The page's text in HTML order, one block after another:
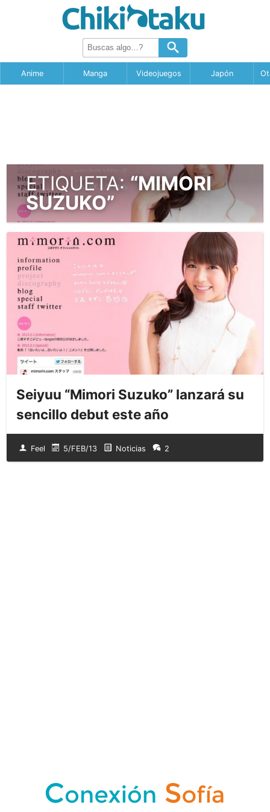
Anime Manga Videojuegos Japón
ETIQUETA:“MIMORI
SUZUKO”
Seiyuu “Mimori Suzuko” lanzará su
sencillo debut este año
Feel 5/FEB/13 Noticias 2